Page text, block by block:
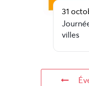
31
villes